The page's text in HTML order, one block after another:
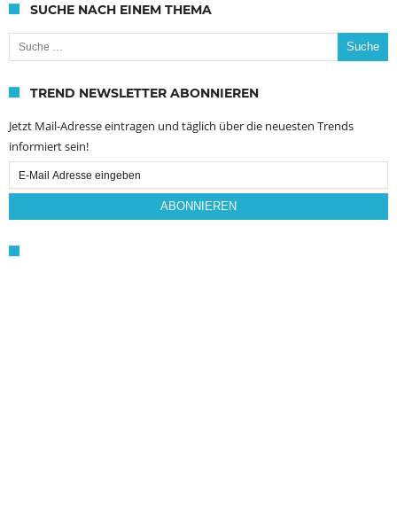
SUCHE NACH EINEM THEMA
Suche nach:
TREND NEWSLETTER ABONNIEREN
Jetzt Mail-Adresse eintragen und täglich über die neuesten Trends
informiert sein!
Email
Subscription
ABONNIEREN